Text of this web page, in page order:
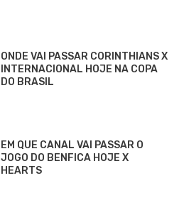
ONDE VAI PASSAR CORINTHIANS X
INTERNACIONAL HOJE NA COPA
DO BRASIL
EM QUE CANAL VAI PASSAR O
JOGO DO BENFICA HOJE X
HEARTS